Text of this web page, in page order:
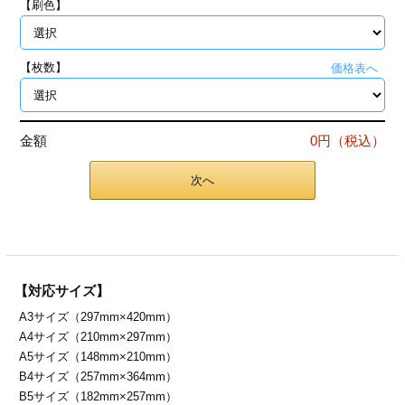
印刷
リーブ印刷
フォルダー
ファイル印刷
ァイル印刷
印刷
リーブ
【刷色】
【枚数】 価格表へ
金額 0円（税込）
次へ
【対応サイズ】
A3サイズ（297mm×420mm）
A4サイズ（210mm×297mm）
A5サイズ（148mm×210mm）
B4サイズ（257mm×364mm）
B5サイズ（182mm×257mm）